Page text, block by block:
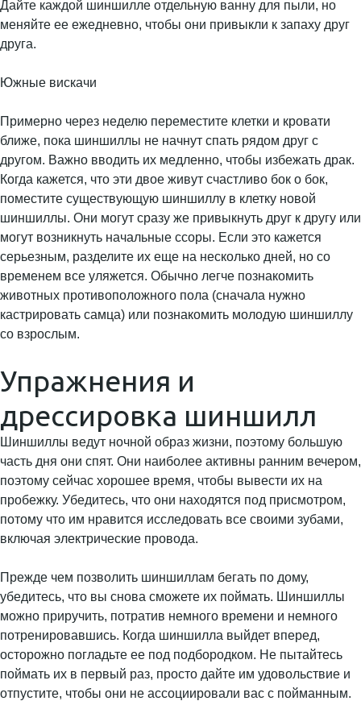
Дайте каждой шиншилле отдельную ванну для пыли, но
меняйте ее ежедневно, чтобы они привыкли к запаху друг
друга.
Южные вискачи
Примерно через неделю переместите клетки и кровати
ближе, пока шиншиллы не начнут спать рядом друг с
другом. Важно вводить их медленно, чтобы избежать драк.
Когда кажется, что эти двое живут счастливо бок о бок,
поместите существующую шиншиллу в клетку новой
шиншиллы. Они могут сразу же привыкнуть друг к другу или
могут возникнуть начальные ссоры. Если это кажется
серьезным, разделите их еще на несколько дней, но со
временем все уляжется. Обычно легче познакомить
животных противоположного пола (сначала нужно
кастрировать самца) или познакомить молодую шиншиллу
со взрослым.
Упражнения и
дрессировка шиншилл
Шиншиллы ведут ночной образ жизни, поэтому большую
часть дня они спят. Они наиболее активны ранним вечером,
поэтому сейчас хорошее время, чтобы вывести их на
пробежку. Убедитесь, что они находятся под присмотром,
потому что им нравится исследовать все своими зубами,
включая электрические провода.
Прежде чем позволить шиншиллам бегать по дому,
убедитесь, что вы снова сможете их поймать. Шиншиллы
можно приручить, потратив немного времени и немного
потренировавшись. Когда шиншилла выйдет вперед,
осторожно погладьте ее под подбородком. Не пытайтесь
поймать их в первый раз, просто дайте им удовольствие и
отпустите, чтобы они не ассоциировали вас с пойманным.